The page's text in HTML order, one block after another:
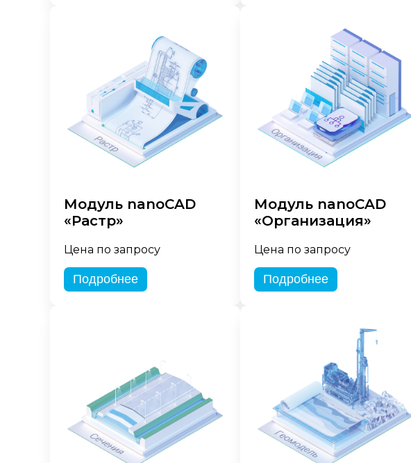
Модуль nanoCAD
«Растр»
Цена по запросу
Подробнее
Модуль nanoCAD
«Организация»
Цена по запросу
Подробнее